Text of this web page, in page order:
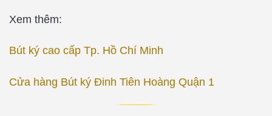
Xem thêm:
Bút ký cao cấp Tp. Hồ Chí Minh
Cửa hàng Bút ký Đinh Tiên Hoàng Quận 1